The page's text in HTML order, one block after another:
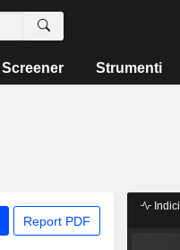
Screener Strumenti
Report PDF
Indici